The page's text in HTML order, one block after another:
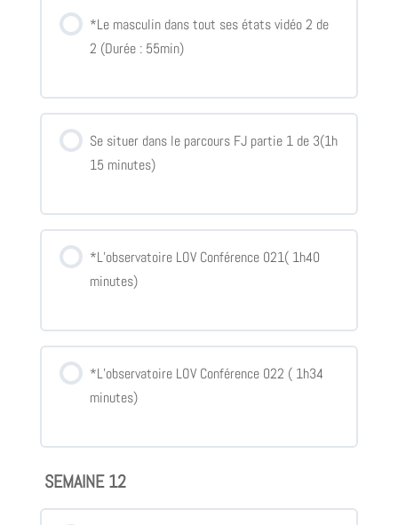
*Le masculin dans tout ses états vidéo 2 de
2 (Durée : 55min)
Se situer dans le parcours FJ partie 1 de 3(1h
15 minutes)
*L’observatoire LOV Conférence 021( 1h40
minutes)
*L’observatoire LOV Conférence 022 ( 1h34
minutes)
SEMAINE 12